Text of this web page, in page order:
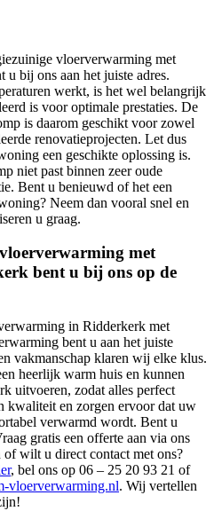
vloerverwarming met
bij ons aan het juiste adres.
werkt, is het wel belangrijk
is voor optimale prestaties. De
is daarom geschikt voor zowel
renovatieprojecten. Let dus
een geschikte oplossing is.
niet past binnen zeer oude
Bent u benieuwd of het een
Neem dan vooral snel en
u graag.
met
bent u bij ons op de
in Ridderkerk met
bent u aan het juiste
vakmanschap klaren wij elke klus.
heerlijk warm huis en kunnen
uitvoeren, zodat alles perfect
kwaliteit en zorgen ervoor dat uw
verwarmd wordt. Bent u
gratis een offerte aan via ons
of wilt u direct contact met ons?
, bel ons op 06 – 25 20 93 21 of
vloerverwarming.nl. Wij vertellen